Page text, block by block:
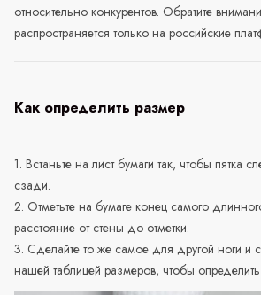
относительно конкурентов. Обратите
распространяется только на российские
Как определить размер
1. Встаньте на лист бумаги так, чтобы пятка
сзади.
2. Отметьте на бумаге конец самого
расстояние от стены до отметки.
3. Сделайте то же самое для другой ноги и
нашей таблицей размеров, чтобы